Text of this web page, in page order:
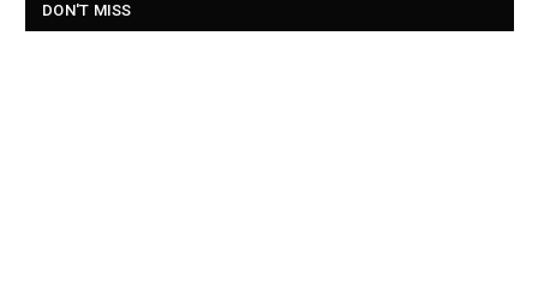
DON'T MISS